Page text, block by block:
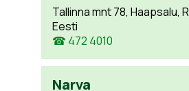
Tallinna mnt 78, Haapsalu,
Eesti
☎ 472 4010
Narva